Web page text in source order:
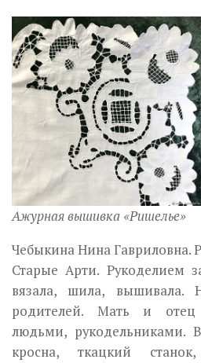
Ажурная вышивка «Ришелье»
Чебыкина Нина Гавриловна.
Старые Арти. Рукоделием
вязала, шила, вышивала.
родителей. Мать и отец
людьми, рукодельниками.
кросна, ткацкий